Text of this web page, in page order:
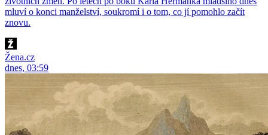
mluví o konci manželství, soukromí i o tom, co jí pomohlo začít
znovu.
Žena.cz
dnes, 03:59